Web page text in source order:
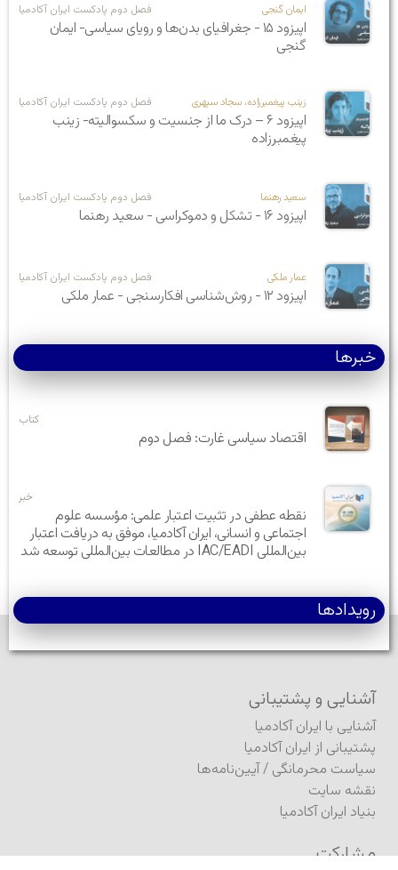
ایمان گنجی فصل دوم پادکست ایران آکادمیا
اپیزود ۱۵ - جغرافیای بدن‌ها و رویای سیاسی- ایمان
گنجی
زینب پیغمبرزاده، سجاد سپهری فصل دوم پادکست ایران آکادمیا
اپیزود ۶ – درک ما از جنسیت و سکسوالیته- زینب
پیغمبرزاده
سعید رهنما فصل دوم پادکست ایران آکادمیا
اپیزود ۱۶ - تشکل و دموکراسی - سعید رهنما
عمار ملکی فصل دوم پادکست ایران آکادمیا
اپیزود ۱۲ - روش‌شناسی افکارسنجی - عمار ملکی
خبرها
کتاب
اقتصاد سیاسی غارت: فصل دوم
خبر
نقطه عطفی در تثبیت اعتبار علمی: مؤسسه علوم
اجتماعی و انسانی، ایران آکادمیا، موفق به دریافت اعتبار
بین‌المللی IAC/EADI در مطالعات بین‌المللی توسعه شد
رویدادها
آشنایی و پشتیبانی
آشنایی با ایران آکادمیا
پشتیبانی از ایران آکادمیا
سیاست محرمانگی /آیین‌نامه‌ها
نقشه سایت
بنیاد ایران آکادمیا
مشارکت